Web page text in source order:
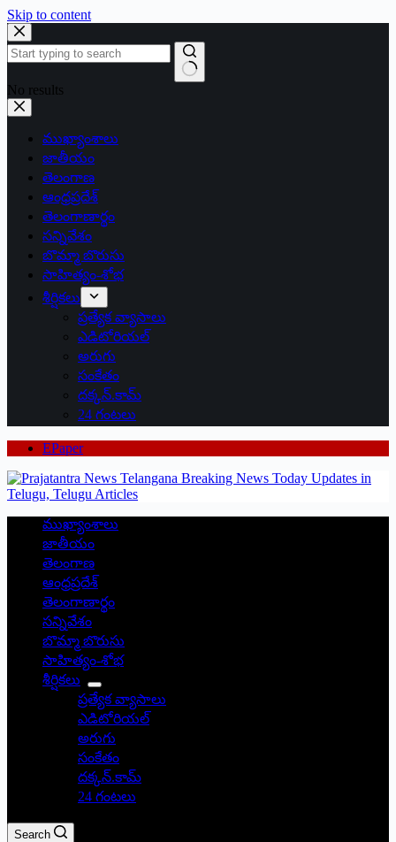
Skip to content
No results
ముఖ్యాంశాలు
జాతీయం
తెలంగాణ
ఆంధ్రప్రదేశ్
తెలంగాణార్థం
సన్నివేశం
బొమ్మా బొరుసు
సాహిత్యం-శోభ
శీర్షికలు
ప్రత్యేక వ్యాసాలు
ఎడిటోరియల్
అరుగు
సంకేతం
దక్కన్.కామ్
24 గంటలు
EPaper
ముఖ్యాంశాలు
జాతీయం
తెలంగాణ
ఆంధ్రప్రదేశ్
తెలంగాణార్థం
సన్నివేశం
బొమ్మా బొరుసు
సాహిత్యం-శోభ
శీర్షికలు
ప్రత్యేక వ్యాసాలు
ఎడిటోరియల్
అరుగు
సంకేతం
దక్కన్.కామ్
24 గంటలు
Search